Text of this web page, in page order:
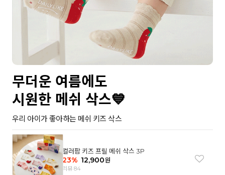
무더운 여름에도
시원한 메쉬 삭스💙
우리 아이가 좋아하는 메쉬 키즈 삭스
컬러팜 키즈 프릴 메쉬 삭스 3P
23% 12,900원
리뷰 84